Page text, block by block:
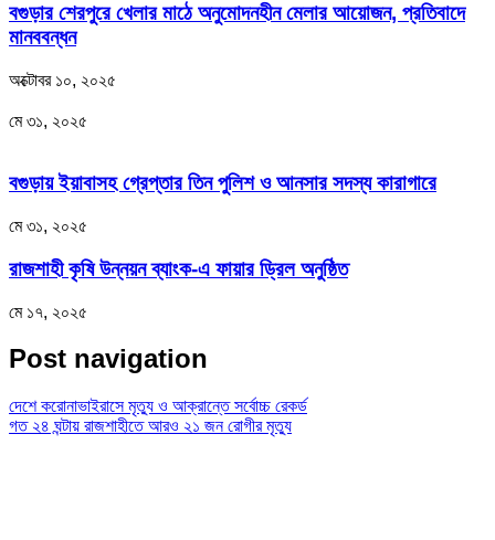
বগুড়ার শেরপুরে খেলার মাঠে অনুমোদনহীন মেলার আয়োজন, প্রতিবাদে
মানববন্ধন
অক্টোবর ১০, ২০২৫
মে ৩১, ২০২৫
বগুড়ায় ইয়াবাসহ গ্রেপ্তার তিন পুলিশ ও আনসার সদস্য কারাগারে
মে ৩১, ২০২৫
রাজশাহী কৃষি উন্নয়ন ব্যাংক-এ ফায়ার ড্রিল অনুষ্ঠিত
মে ১৭, ২০২৫
Post navigation
দেশে করোনাভাইরাসে মৃত্যু ও আক্রান্তে সর্বোচ্চ রেকর্ড
গত ২৪ ঘন্টায় রাজশাহীতে আরও ২১ জন রোগীর মৃত্যু